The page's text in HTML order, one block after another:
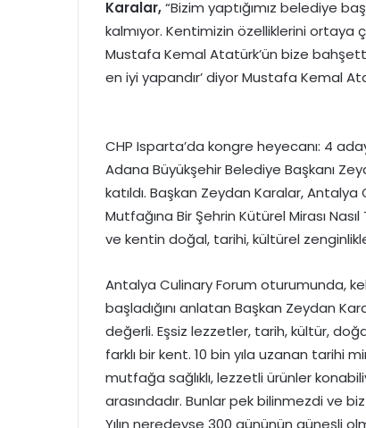
Karalar,“Bizim yaptığımız belediye
kalmıyor. Kentimizin özelliklerini ortaya
Mustafa Kemal Atatürk’ün bize
en iyi yapandır’ diyor Mustafa Kemal
CHP Isparta’da kongre heyecanı: 4
Adana Büyükşehir Belediye Başkanı
katıldı. Başkan Zeydan Karalar,
Mutfağına Bir Şehrin Kütürel Mirası
ve kentin doğal, tarihi, kültürel
Antalya Culinary Forum oturumunda,
başladığını anlatan Başkan Zeydan
değerli. Eşsiz lezzetler, tarih, kültür,
farklı bir kent. 10 bin yıla uzanan tarihi
mutfağa sağlıklı, lezzetli ürünler
arasındadır. Bunlar pek bilinmezdi ve
Yılın neredeyse 300 gününün güneşli